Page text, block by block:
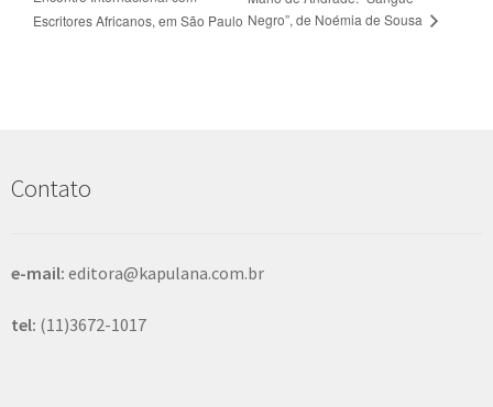
Escritores Africanos, em São Paulo Negro”, de Noémia de Sousa
Contato
e-mail: editora@kapulana.com.br
tel: (11)3672-1017